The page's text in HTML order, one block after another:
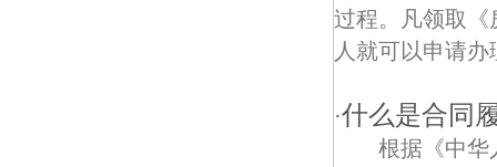
过程。凡领取《
人就可以申请
·什么是合同
根据《中华